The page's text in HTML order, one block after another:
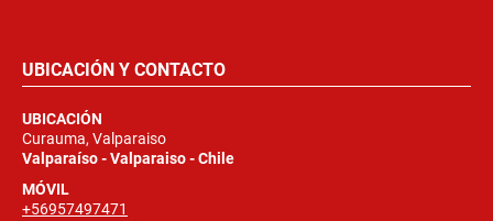
UBICACIÓN Y CONTACTO
UBICACIÓN
Curauma, Valparaiso
Valparaíso - Valparaiso - Chile
MÓVIL
+56957497471